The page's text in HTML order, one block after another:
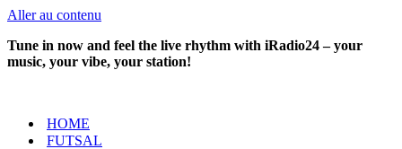
Aller au contenu
Tune in now and feel the live rhythm with iRadio24 – your
music, your vibe, your station!
HOME
FUTSAL